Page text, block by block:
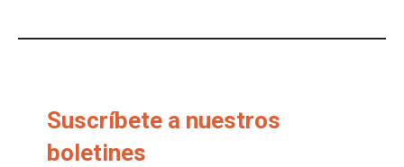
Suscríbete a nuestros
boletines